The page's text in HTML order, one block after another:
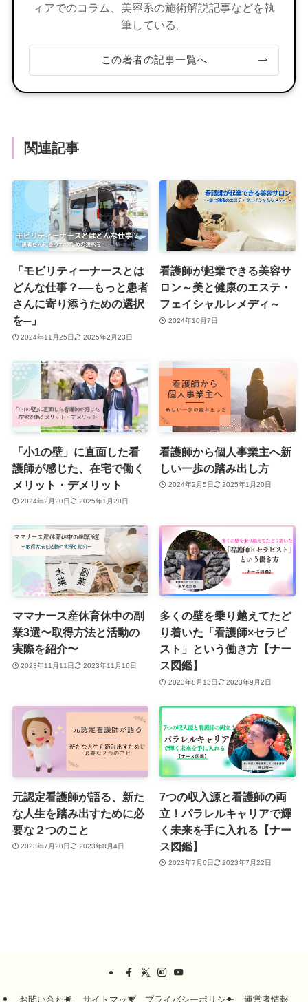
ィアでのコラム、美容系の施術解説記事などを執
筆している。
この著者の記事一覧へ
関連記事
「モビリティーナースとは
どんな仕事？──もっと患者
さんに寄り添うための選択
を─」
2024年11月25日 2025年2月23日
看護師が起業できる美容サ
ロン～美と健康のエステ・
フェイシャルレメディ～
2024年10月7日
「小1の壁」に直面した看
護師が感じた、在宅で働く
メリット・デメリット
2024年2月20日 2025年1月20日
看護師から個人事業主へ新
しい一歩の踏み出し方
2024年2月5日 2025年1月20日
ママナース産休育休中の副
業3選〜取得方法と活動の
実際を紹介〜
2023年11月11日 2023年11月16日
多くの壁を乗り越えてたど
り着いた「看護師×セラピ
スト」という働き方【ナー
ス図鑑】
2023年8月13日 2023年9月2日
元認定看護師が語る、新た
な人生を踏み出すために必
要な２つのこと
2023年7月20日 2023年8月4日
7つの収入源と看護師の両
立！パラレルキャリアで輝
く未来を手に入れる【ナー
ス図鑑】
2023年7月6日 2023年7月22日
お問い合わせ サイトマップ プライバシーポリシー 運営者情報